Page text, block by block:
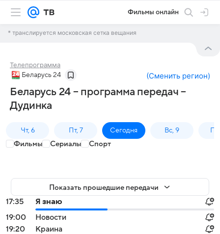
Фильмы онлайн
* транслируется московская сетка вещания
Телепрограмма
Беларусь 24 (Сменить регион)
Беларусь 24 – программа передач –
Дудинка
Чт, 6 Пт, 7 Сегодня Вс, 9
Фильмы Сериалы Спорт
Показать прошедшие передачи
17:35
Я знаю
19:00
Новости
19:20
Краина